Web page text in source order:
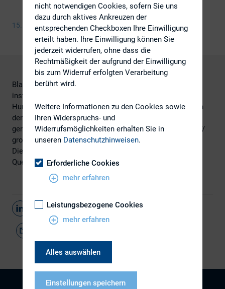
15. Dezember 2021
BlackRock hat den Anfang gemacht, immer mehr andere
institutionelle Investoren ziehen nach und rücken das
Human Capital Management der Portfoliounternehmen in
den Vordergrund. Wie sind die deutschen Konzerne dafür
gerüstet? Kay Bommer, DIRK, und Regine Siepmann, hkp///
group, im Interview mit der GoingPublic.
Die DIRK-Corner finden Sie
Quelle: GoingPublic Magazin
Teilen
nicht notwendigen Cookies, sofern Sie uns
dazu durch aktives Ankreuzen der
entsprechenden Checkboxen Ihre Einwilligung
erteilt haben. Ihre Einwilligung können Sie
jederzeit widerrufen, ohne dass die
Rechtmäßigkeit der aufgrund der Einwilligung
bis zum Widerruf erfolgten Verarbeitung
berührt wird.
Weitere Informationen zu den Cookies sowie
Ihren Widerspruchs- und
Widerrufsmöglichkeiten erhalten Sie in
unseren Datenschutzhinweisen.
Erforderliche Cookies
mehr erfahren
Leistungsbezogene Cookies
mehr erfahren
Alles auswählen
Einstellungen speichern